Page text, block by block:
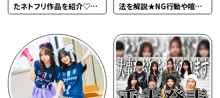
たネトフリ作品を紹介♡【I
法を解説★NG行動や喧嘩